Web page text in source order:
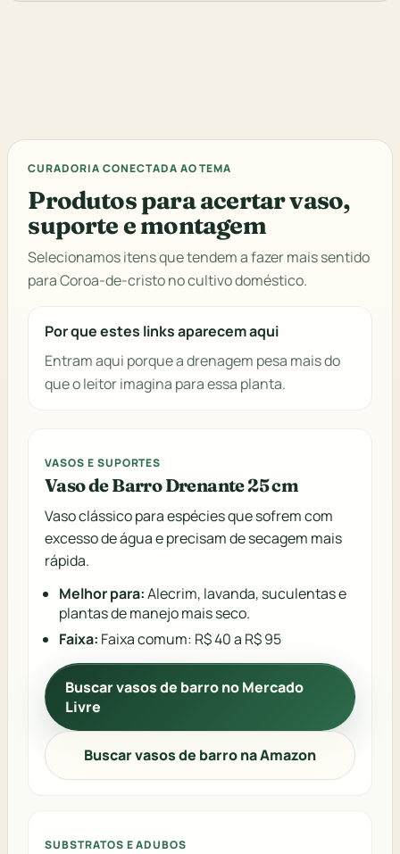
CURADORIA CONECTADA AO TEMA
Produtos para acertar vaso,
suporte e montagem
Selecionamos itens que tendem a fazer mais sentido
para Coroa-de-cristo no cultivo doméstico.
Por que estes links aparecem aqui
Entram aqui porque a drenagem pesa mais do
que o leitor imagina para essa planta.
VASOS E SUPORTES
Vaso de Barro Drenante 25 cm
Vaso clássico para espécies que sofrem com
excesso de água e precisam de secagem mais
rápida.
Melhor para:Alecrim, lavanda, suculentas e
plantas de manejo mais seco.
Faixa: Faixa comum: R$ 40 a R$ 95
Buscar vasos de barro no Mercado
Livre
Buscar vasos de barro na Amazon
SUBSTRATOS E ADUBOS